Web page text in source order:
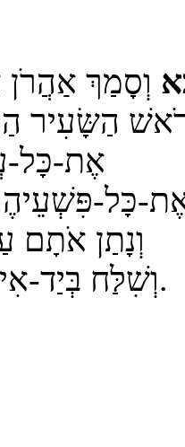
וְסָמַךְ
הַשָּׂעִיר
אֶת-כָּל-
כָּל-
וְנָתַן אֹתָם
וְשִׁלַּח בְּיַד-אִישׁ עִתִּי הַמִּדְבָּרָה.